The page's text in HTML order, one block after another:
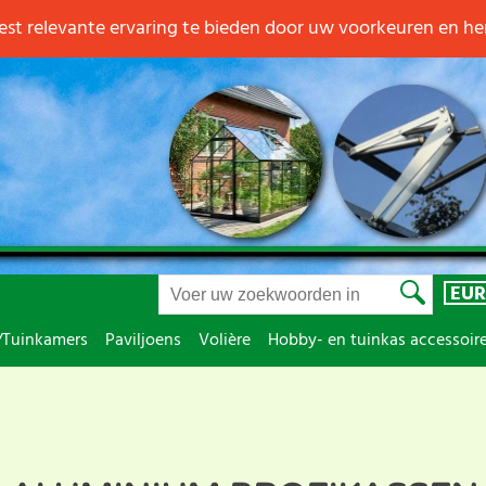
EUR
Paviljoens Volière Hobby- en tuinkas
relevante ervaring te bieden door uw voorkeuren en